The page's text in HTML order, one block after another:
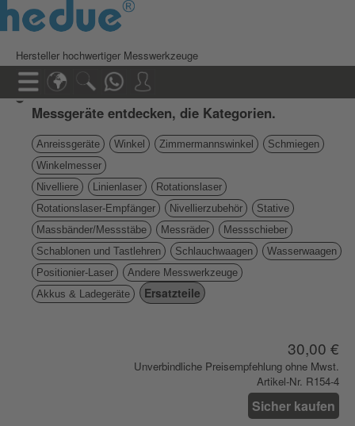
Hersteller hochwertiger Messwerkzeuge
Messgeräte entdecken, die Kategorien.
Anreissgeräte Winkel Zimmermannswinkel
Schmiegen
Winkelmesser
Nivelliere
Linienlaser
Rotationslaser
Rotationslaser-Empfänger
Nivellierzubehör
Stative
Massbänder/Messstäbe
Messräder
Messschieber
Schablonen und Tastlehren
Schlauchwaagen
Wasserwaagen
Positionier-Laser
Andere Messwerkzeuge
Akkus & Ladegeräte
Ersatzteile
30,00 €
Unverbindliche Preisempfehlung ohne Mwst.
Artikel-Nr. R154-4
Sicher kaufen